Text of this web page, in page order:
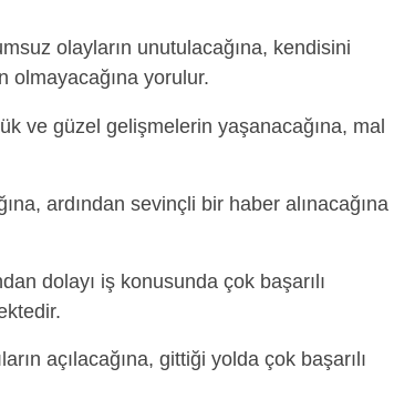
olayların unutulacağına, kendisini
olmayacağına yorulur.
ve güzel gelişmelerin yaşanacağına, mal
ardından sevinçli bir haber alınacağına
dolayı iş konusunda çok başarılı
açılacağına, gittiği yolda çok başarılı